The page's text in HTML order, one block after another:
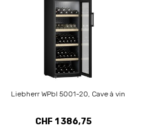
Liebherr WPbl 5001-20, Cave à vin
CHF 1 386,75